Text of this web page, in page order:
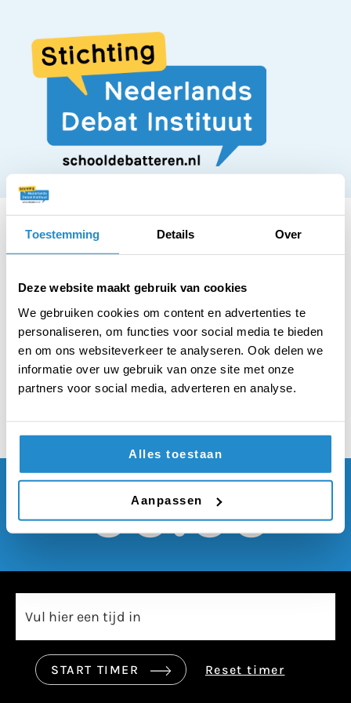
Toestemming Details Over
Deze website maakt gebruik van cookies
We gebruiken cookies om content en advertenties te
personaliseren, om functies voor social media te bieden
en om ons websiteverkeer te analyseren. Ook delen we
informatie over uw gebruik van onze site met onze
partners voor social media, adverteren en analyse.
Alles toestaan
Aanpassen
STELLING
Off-piste skiën moet
verboden worden
00:00
START TIMER Reset timer